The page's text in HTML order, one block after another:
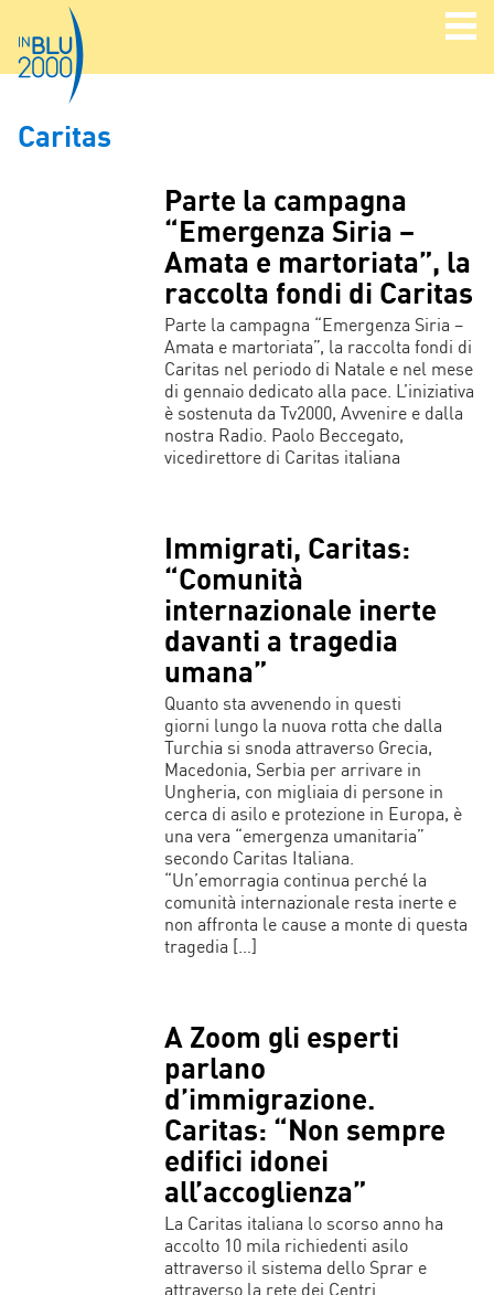
Caritas
Parte la campagna
“Emergenza Siria –
Amata e martoriata”, la
raccolta fondi di Caritas
Parte la campagna “Emergenza Siria –
Amata e martoriata”, la raccolta fondi di
Caritas nel periodo di Natale e nel mese
di gennaio dedicato alla pace. L’iniziativa
è sostenuta da Tv2000, Avvenire e dalla
nostra Radio. Paolo Beccegato,
vicedirettore di Caritas italiana
Immigrati, Caritas:
“Comunità
internazionale inerte
davanti a tragedia
umana”
Quanto sta avvenendo in questi
giorni lungo la nuova rotta che dalla
Turchia si snoda attraverso Grecia,
Macedonia, Serbia per arrivare in
Ungheria, con migliaia di persone in
cerca di asilo e protezione in Europa, è
una vera “emergenza umanitaria”
secondo Caritas Italiana.
“Un’emorragia continua perché la
comunità internazionale resta inerte e
non affronta le cause a monte di questa
tragedia […]
A Zoom gli esperti
parlano
d’immigrazione.
Caritas: “Non sempre
edifici idonei
all’accoglienza”
La Caritas italiana lo scorso anno ha
accolto 10 mila richiedenti asilo
attraverso il sistema dello Sprar e
attraverso la rete dei Centri